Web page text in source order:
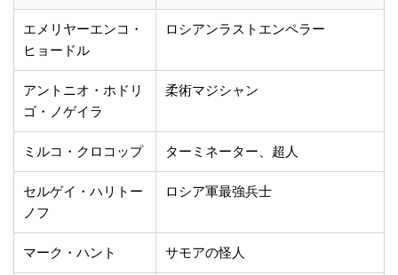
エメリヤーエンコ・
ヒョードル
ロシアンラストエンペラー
アントニオ・ホドリ
ゴ・ノゲイラ
柔術マジシャン
ミルコ・クロコップ ターミネーター、超人
セルゲイ・ハリトー
ノフ
ロシア軍最強兵士
マーク・ハント サモアの怪人